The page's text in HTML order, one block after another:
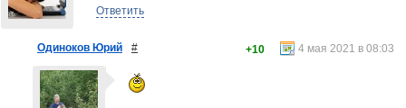
Ответить
Одиноков Юрий # 4 мая 2021 в 08:03
+10